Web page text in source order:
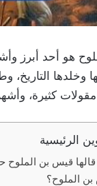
هو أحد أبرز
وخلدها التاريخ،
كثيرة،
الرئيسية
قالها قيس بن
الملوح؟